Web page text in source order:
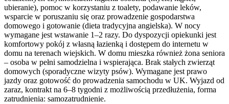
ubieranie), pomoc w korzystaniu z toalety, podawanie leków,
wsparcie w poruszaniu się oraz prowadzenie gospodarstwa
domowego i gotowanie (dieta tradycyjna angielska). W nocy
wymagane jest wstawanie 1–2 razy. Do dyspozycji opiekunki jest
komfortowy pokój z własną łazienką i dostępem do internetu w
domu na terenach wiejskich. W domu mieszka również żona seniora
– osoba w pełni samodzielna i wspierająca. Brak stałych zwierząt
domowych (sporadyczne wizyty psów). Wymagane jest prawo
jazdy oraz gotowość do prowadzenia samochodu w UK. Wyjazd od
zaraz, kontrakt na 6–8 tygodni z możliwością przedłużenia, forma
zatrudnienia: samozatrudnienie.